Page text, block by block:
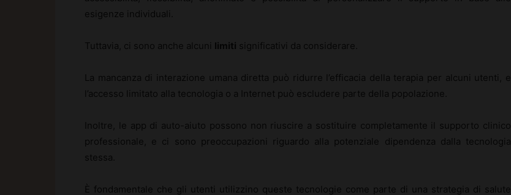
esigenze individuali.
Tuttavia, ci sono anche alcuni limiti significativi da considerare.
La mancanza di interazione umana diretta può ridurre l’efficacia della terapia per alcuni utenti, e
l’accesso limitato alla tecnologia o a Internet può escludere parte della popolazione.
Inoltre, le app di auto-aiuto possono non riuscire a sostituire completamente il supporto clinico
professionale, e ci sono preoccupazioni riguardo alla potenziale dipendenza dalla tecnologia
stessa.
È fondamentale che gli utenti utilizzino queste tecnologie come parte di una strategia di salute